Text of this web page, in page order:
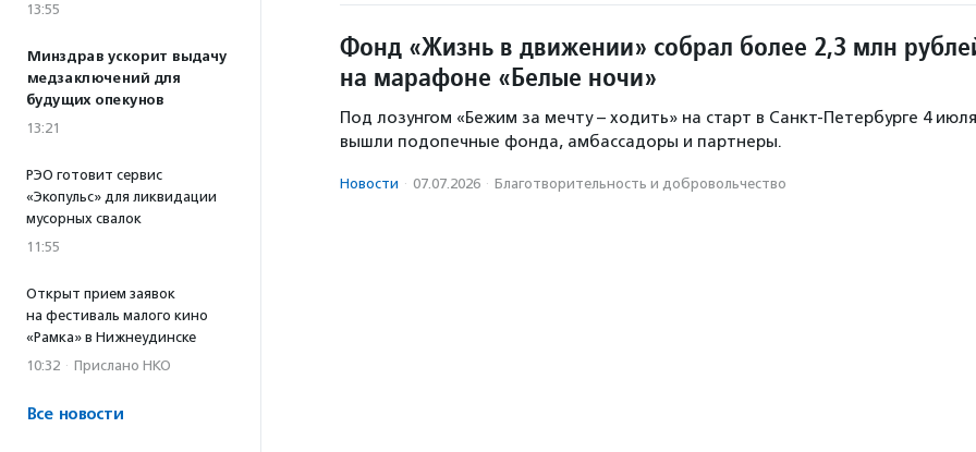
13:55
Минздрав ускорит выдачу
медзаключений для
будущих опекунов
13:21
РЭО готовит сервис
«Экопульс» для ликвидации
мусорных свалок
11:55
Открыт прием заявок
на фестиваль малого кино
«Рамка» в Нижнеудинске
10:32 · Прислано НКО
Все новости
Фонд «Жизнь в движении» собрал более 2,3 млн
на марафоне «Белые ночи»
Под лозунгом «Бежим за мечту – ходить» на старт в Санкт-Петербурге 4 июля
вышли подопечные фонда, амбассадоры и партнеры.
Новости · 07.07.2026 · Благотвори­тель­ность и доброволь­чест­во